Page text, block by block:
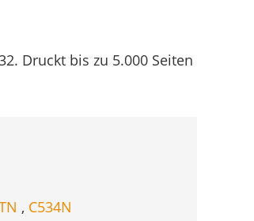
Druckt bis zu 5.000 Seiten
, C534N